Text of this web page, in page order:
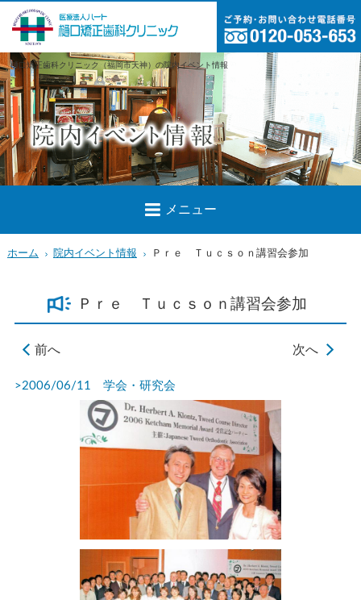
樋口矯正歯科クリニック（福岡市天神）の院内イベント情報
メニュー
ホーム 院内イベント情報 Ｐｒｅ Ｔｕｃｓｏｎ講習会参加
Ｐｒｅ Ｔｕｃｓｏｎ講習会参加
前へ 次へ
>2006/06/11 学会・研究会